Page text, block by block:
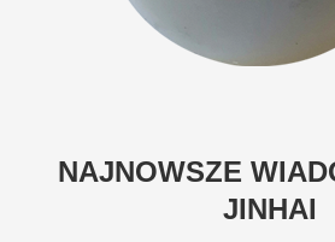
NAJNOWSZE
JINHAI